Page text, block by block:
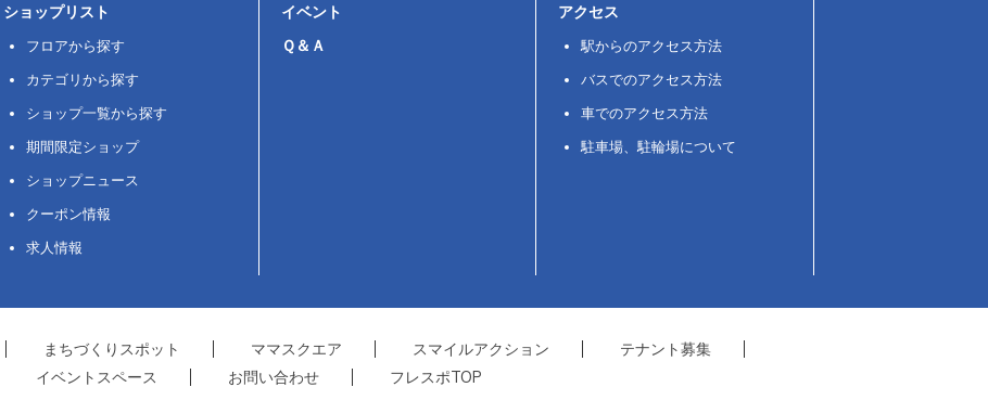
ショップリスト
フロアから探す
カテゴリから探す
ショップ一覧から探す
期間限定ショップ
ショップニュース
クーポン情報
求人情報
イベント
Ｑ＆Ａ
アクセス
駅からのアクセス方法
バスでのアクセス方法
車でのアクセス方法
駐車場、駐輪場について
まちづくりスポット ママスクエア スマイルアクション
テナント募集
イベントスペース
お問い合わせ フレスポTOP